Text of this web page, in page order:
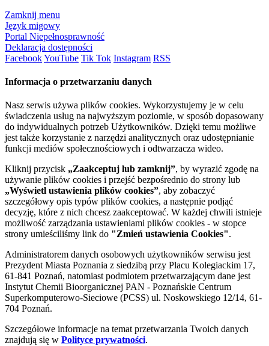
Zamknij menu
Język migowy
Portal Niepełnosprawność
Deklaracja dostępności
FacebookYouTube Tik Tok Instagram RSS
Informacja o przetwarzaniu danych
Nasz serwis używa plików cookies. Wykorzystujemy je w celu
świadczenia usług na najwyższym poziomie, w sposób dopasowany
do indywidualnych potrzeb Użytkowników. Dzięki temu możliwe
jest także korzystanie z narzędzi analitycznych oraz udostępnianie
funkcji mediów społecznościowych i odtwarzacza wideo.
Kliknij przycisk „Zaakceptuj lub zamknij”, by wyrazić zgodę na
używanie plików cookies i przejść bezpośrednio do strony lub
„Wyświetl ustawienia plików cookies”, aby zobaczyć
szczegółowy opis typów plików cookies, a następnie podjąć
decyzję, które z nich chcesz zaakceptować. W każdej chwili istnieje
możliwość zarządzania ustawieniami plików cookies - w stopce
strony umieściliśmy link do "Zmień ustawienia Cookies".
Administratorem danych osobowych użytkowników serwisu jest
Prezydent Miasta Poznania z siedzibą przy Placu Kolegiackim 17,
61-841 Poznań, natomiast podmiotem przetwarzającym dane jest
Instytut Chemii Bioorganicznej PAN - Poznańskie Centrum
Superkomputerowo-Sieciowe (PCSS) ul. Noskowskiego 12/14, 61-
704 Poznań.
Szczegółowe informacje na temat przetwarzania Twoich danych
znajdują się w Polityce prywatności.